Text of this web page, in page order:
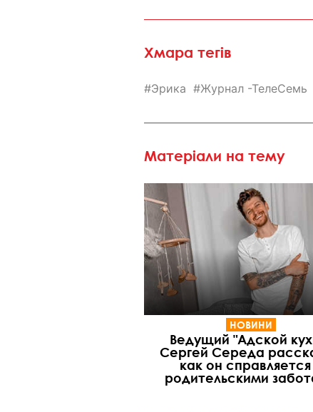
Хмара тегів
Эрика Журнал -ТелеСемь
Матеріали на тему
НОВИНИ
Ведущий "Адской
Сергей Середа
как он
родительскими